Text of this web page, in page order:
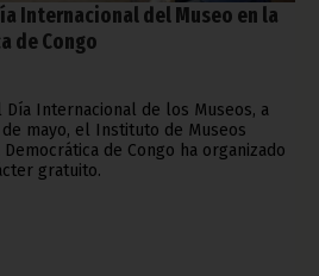
Internacional del Museo en la
de Congo
Internacional de los Museos, a
mayo, el Instituto de Museos
de Congo ha organizado
gratuito.